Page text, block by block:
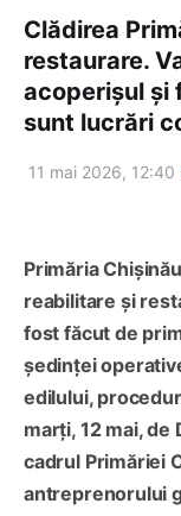
Clădirea
restaurare.
acoperișul și
sunt lucrări
11 mai 2026, 12:40
Primăria
reabilitare și
fost făcut de
ședinței
edilului,
marți, 12 mai,
cadrul Primăriei
antreprenorului